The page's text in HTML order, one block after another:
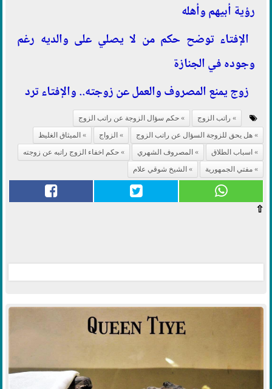
رؤية أبيهم وأهله
الإفتاء توضح حكم من لا يصلي على والديه رغم
وجوده في الجنازة
زوج يمنع المصروف والعمل عن زوجته.. والإفتاء ترد
راتب الزوج
حكم سؤال الزوجة عن راتب الزوج
هل يحق للزوجة السؤال عن راتب الزوج
الزواج
الميثاق الغليظ
اسباب الطلاق
المصروف الشهري
حكم اخفاء الزوج راتبه عن زوجته
مفتي الجمهورية
الشيخ شوقي علام
⇧